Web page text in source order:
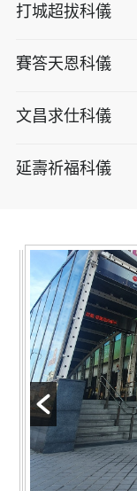
打城超拔科儀
賽答天恩科儀
文昌求仕科儀
延壽祈福科儀